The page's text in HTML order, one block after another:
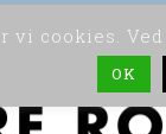
cookies.
OK